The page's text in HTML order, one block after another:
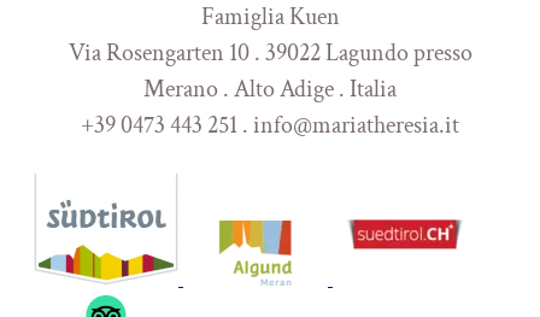
Famiglia Kuen
Via Rosengarten 10 . 39022 Lagundo presso
Merano . Alto Adige . Italia
+39 0473 443 251 . info@mariatheresia.it